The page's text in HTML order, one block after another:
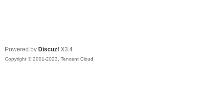
Powered by Discuz! X3.4
Copyright © 2001-2023, Tencent Cloud.